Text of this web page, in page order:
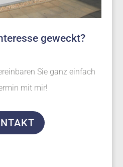
geweckt?
Sie ganz einfach
mit mir!